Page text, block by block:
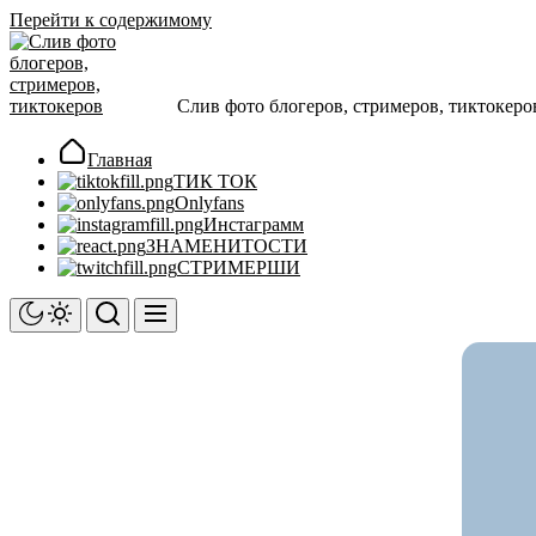
Перейти к содержимому
Слив фото блогеров, стримеров,
Главная
ТИК ТОК
Onlyfans
Инстаграмм
ЗНАМЕНИТОСТИ
СТРИМЕРШИ